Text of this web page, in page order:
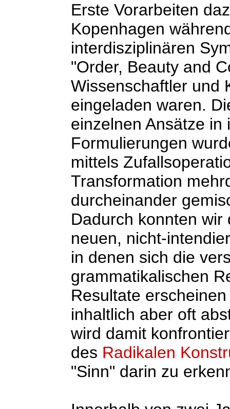
Erste Vorarbeiten
Kopenhagen
interdisziplinären
"Order, Beauty and
Wissenschaftler und
eingeladen waren.
einzelnen Ansätze
Formulierungen
mittels
Transformation
durcheinander
Dadurch konnten
neuen, nicht-
in denen sich die
grammatikalischen
Resultate
inhaltlich aber oft
wird damit
des Radikalen
"Sinn" darin zu